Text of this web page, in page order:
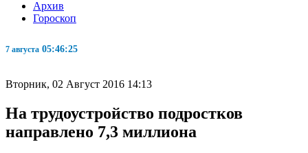
Архив
Гороскоп
7 августа 05:46:25
Вторник, 02 Август 2016 14:13
На трудоустройство подростков
направлено 7,3 миллиона